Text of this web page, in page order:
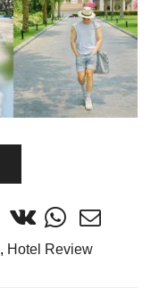
, Hotel Review